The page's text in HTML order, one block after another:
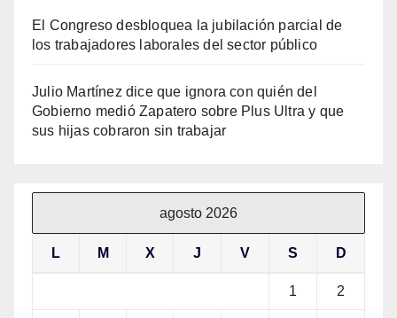
El Congreso desbloquea la jubilación parcial de
los trabajadores laborales del sector público
Julio Martínez dice que ignora con quién del
Gobierno medió Zapatero sobre Plus Ultra y que
sus hijas cobraron sin trabajar
agosto 2026
L M X J V S D
1 2